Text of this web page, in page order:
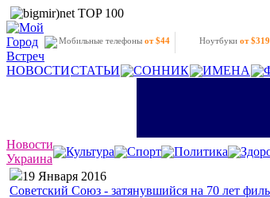
Мобильные телефоны от $44 Ноутбуки от $319
НОВОСТИСТАТЬИ СОННИК ИМЕНА
Новости
Украина
Культура Спорт Политика
19 Января 2016
Советский Союз - затянувшийся на 70 лет